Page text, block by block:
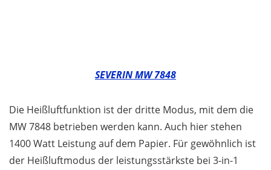
SEVERIN MW 7848
Die Heißluftfunktion ist der dritte Modus, mit dem die
MW 7848 betrieben werden kann. Auch hier stehen
1400 Watt Leistung auf dem Papier. Für gewöhnlich ist
der Heißluftmodus der leistungsstärkste bei 3-in-1